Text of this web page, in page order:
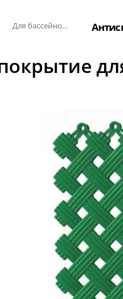
Для бассейнов и аквапарков